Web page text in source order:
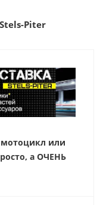
Piter
мотоцикл или
а ОЧЕНЬ